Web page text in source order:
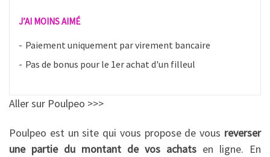
J’AI MOINS AIMÉ
Paiement uniquement par virement bancaire
Pas de bonus pour le 1er achat d'un filleul
Aller sur Poulpeo >>>
Poulpeo est un site qui vous propose de vous reverser
une partie du montant de vos achats en ligne. En